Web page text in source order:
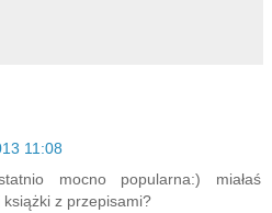
11:08
mocno popularna:) miałaś
z przepisami?